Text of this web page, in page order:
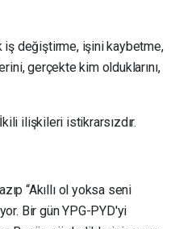
iş değiştirme, işini kaybetme,
gerçekte kim olduklarını,
ilişkileri istikrarsızdır.
“Akıllı ol yoksa seni
Bir gün YPG-PYD'yi